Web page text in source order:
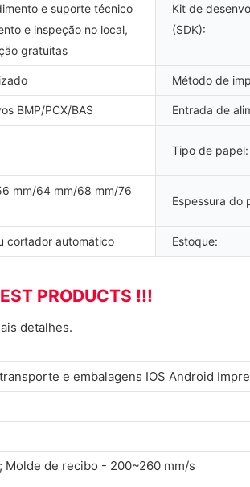
e suporte técnico
e inspeção no local,
gratuitas
Kit de
(SDK):
Método de
BMP/PCX/BAS Entrada de
Tipo de papel:
mm/64 mm/68 mm/76
Espessura do
cortador automático Estoque:
PRODUCTS !!!
detalhes.
e embalagens IOS Android
Molde de recibo - 200~260 mm/s